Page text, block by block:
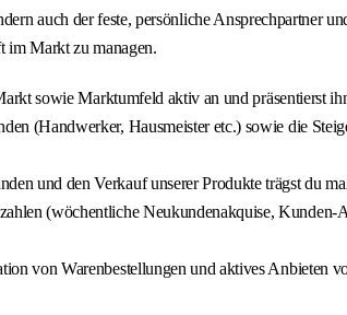
auch der feste, persönliche Ansprechpartner
im Markt zu managen.
sowie Marktumfeld aktiv an und präsentierst
(Handwerker, Hausmeister etc.) sowie die
und den Verkauf unserer Produkte trägst du
(wöchentliche Neukundenakquise,
von Warenbestellungen und aktives Anbieten